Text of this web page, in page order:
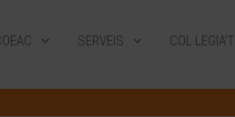
SERVEIS COL·LEGIA’T